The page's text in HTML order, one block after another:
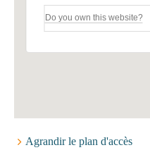
Do you own this website?
Agrandir le plan d'accès